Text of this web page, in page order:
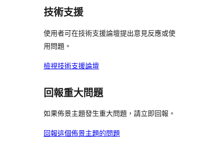
技術支援
使用者可在技術支援論壇提出意見反應或使
用問題。
檢視技術支援論壇
回報重大問題
如果佈景主題發生重大問題，請立即回報。
回報這個佈景主題的問題